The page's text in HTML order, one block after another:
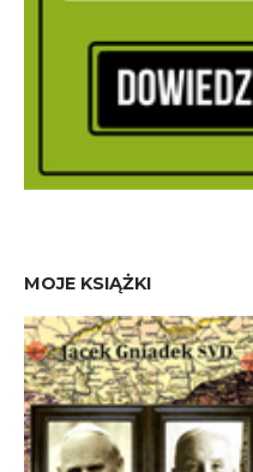
MOJE KSIĄŻKI